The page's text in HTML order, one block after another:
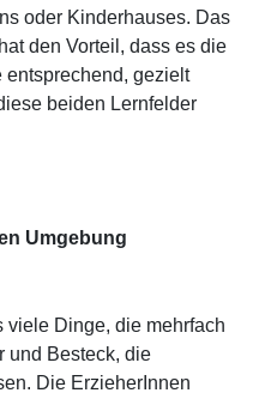
oder Kinderhauses. Das
den Vorteil, dass es die
entsprechend, gezielt
beiden Lernfelder
Umgebung
viele Dinge, die mehrfach
und Besteck, die
Die ErzieherInnen